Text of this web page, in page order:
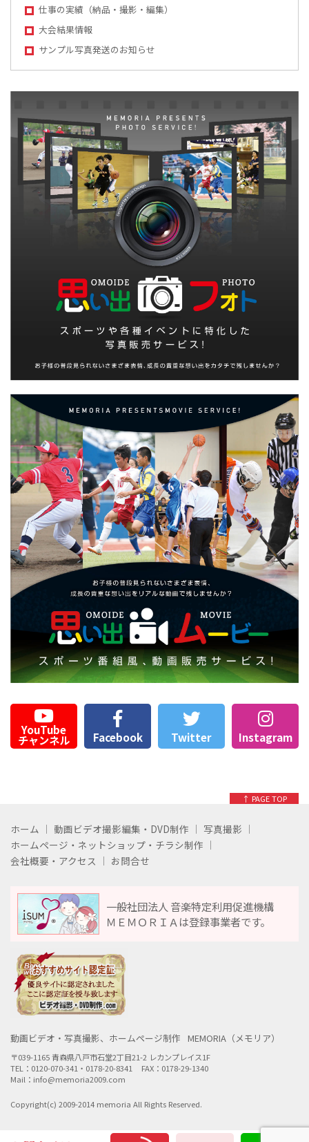
仕事の実績（納品・撮影・編集）
大会結果情報
サンプル写真発送のお知らせ
YouTube
チャンネル Facebook Twitter Instagram
↑ PAGE TOP
ホーム 動画ビデオ撮影編集・DVD制作
写真撮影
ホームページ・ネットショップ・チラシ制作
会社概要・アクセス
お問合せ
動画ビデオ・写真撮影、ホームページ制作 MEMORIA（メモリア）
〒039-1165 青森県八戸市石堂2丁目21-2 レカンプレイス1F
TEL：0120-070-341・0178-20-8341
FAX：0178-29-1340
Mail：info@memoria2009.com
一般社団法人 音楽特定利用促進機構
ＭＥＭＯＲＩＡは登録事業者です。
Copyright(c) 2009-2014 memoria All Rights Reserved.